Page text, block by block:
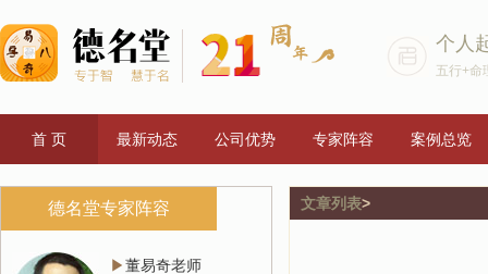
个人
五行+命
首 页 最新动态 公司优势 专家阵容 案例总览
德名堂专家阵容
▶董易奇老师
文章列表>